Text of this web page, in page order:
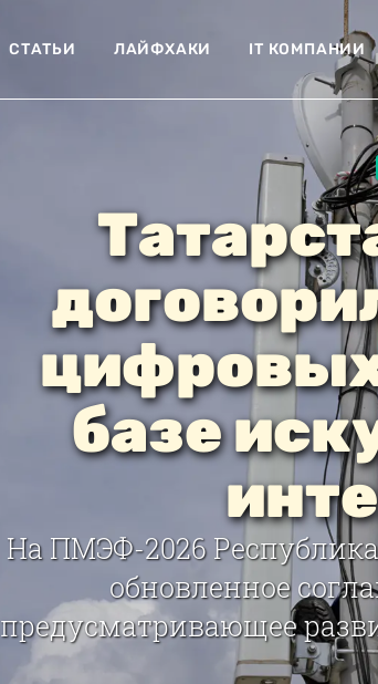
СТАТЬИ ЛАЙФХАКИ IT КОМПАНИИ
базе
На ПМЭФ-2026
обновленное
предусматривающее